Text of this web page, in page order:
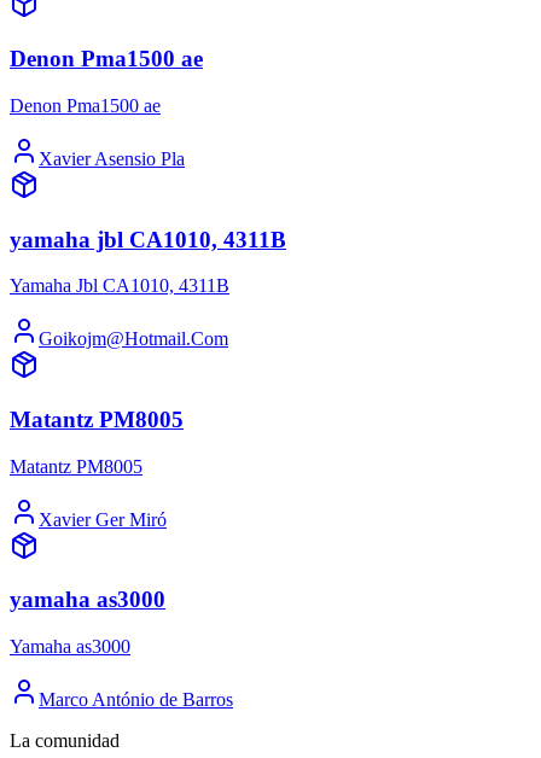
Denon Pma1500 ae
Denon Pma1500 ae
Xavier Asensio Pla
yamaha jbl CA1010, 4311B
Yamaha Jbl CA1010, 4311B
Goikojm@Hotmail.Com
Matantz PM8005
Matantz PM8005
Xavier Ger Miró
yamaha as3000
Yamaha as3000
Marco António de Barros
La comunidad